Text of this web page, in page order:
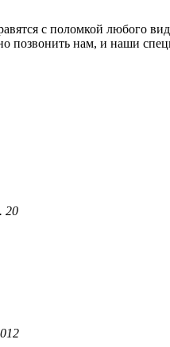
с поломкой любого
позвонить нам, и наши
20